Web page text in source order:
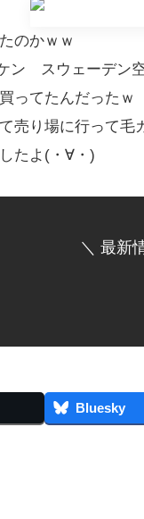
のかｗｗ
ン スウェーデン
ってたんだったｗ
売り場に行って毛
たよ(・∀・)
＼ 最新
Bluesky